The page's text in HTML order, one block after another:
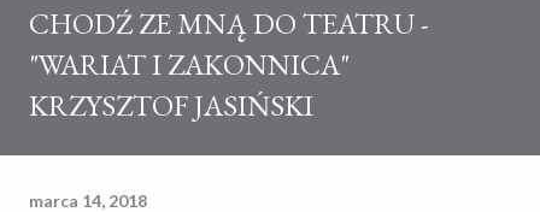
CHODŹ ZE MNĄ DO TEATRU -
"WARIAT I ZAKONNICA"
KRZYSZTOF JASIŃSKI
marca 14, 2018